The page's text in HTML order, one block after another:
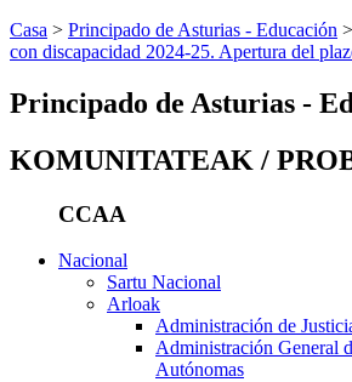
Casa > Principado de Asturias - Educación >
con discapacidad 2024-25. Apertura del
Principado de Asturias -
KOMUNITATEAK /
CCAA
Nacional
Sartu Nacional
Arloak
Administración de
Administración General
Autónomas